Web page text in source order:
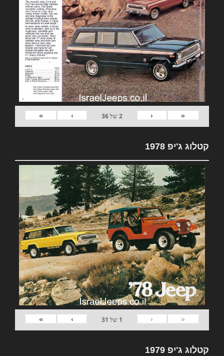
«
‹
2של36
›
»
קטלוג ג'יפ 1978
«
‹
1 של 31
›
»
קטלוג ג'יפ 1979